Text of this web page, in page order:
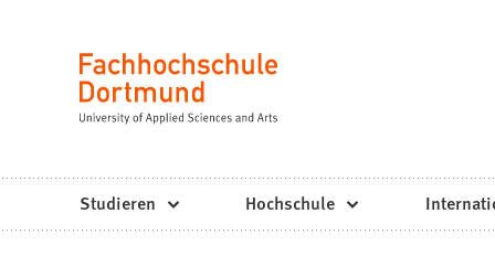
Dortmund
-
Studiengänge,
Bewerbung
Sprache
Studieren Hochschule